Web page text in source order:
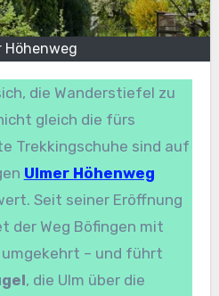
Höhenweg
gleich die fürs
Trekkingschuhe sind auf
Ulmer Höhenweg
Seit seiner Eröffnung
der Weg Böfingen mit
umgekehrt – und führt
, die Ulm über die